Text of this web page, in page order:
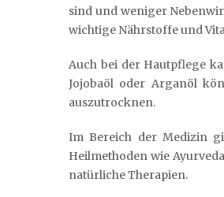
sind und weniger
wichtige Nährstoffe und
Auch bei der Hautpflege
Jojobaöl oder Arganöl
auszutrocknen.
Im Bereich der Medizin
Heilmethoden wie
natürliche Therapien.